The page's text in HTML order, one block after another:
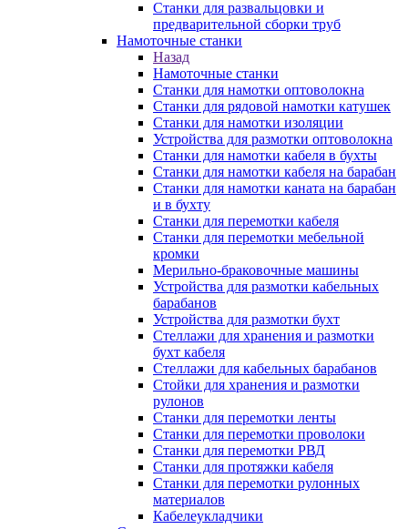
Станки для развальцовки и
предварительной сборки труб
Намоточные станки
Назад
Намоточные станки
Станки для намотки оптоволокна
Станки для рядовой намотки катушек
Станки для намотки изоляции
Устройства для размотки оптоволокна
Станки для намотки кабеля в бухты
Станки для намотки кабеля на барабан
Станки для намотки каната на барабан
и в бухту
Станки для перемотки кабеля
Станки для перемотки мебельной
кромки
Мерильно-браковочные машины
Устройства для размотки кабельных
барабанов
Устройства для размотки бухт
Стеллажи для хранения и размотки
бухт кабеля
Стеллажи для кабельных барабанов
Стойки для хранения и размотки
рулонов
Станки для перемотки ленты
Станки для перемотки проволоки
Станки для перемотки РВД
Станки для протяжки кабеля
Станки для перемотки рулонных
материалов
Кабелеукладчики